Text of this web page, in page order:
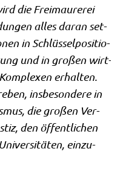
die Frei­mau­re­rei
alles dar­an set­
in Schlüs­sel­po­si­tio­
und in gro­ßen wirt­
erhal­ten.
ins­be­son­de­re in
die gro­ßen Ver­
den öffent­li­chen
ein­zu­